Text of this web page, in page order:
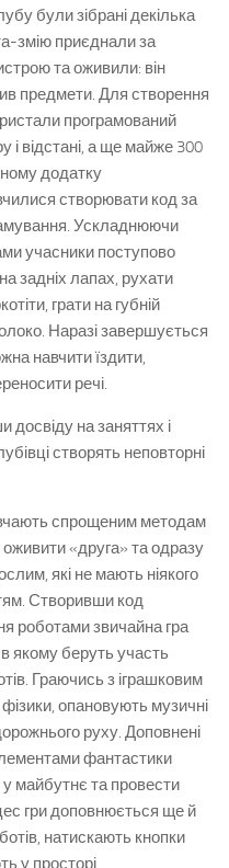
були зібрані декілька
змію приєднали за
та оживили: він
предмети. Для створення
програмований
і відстані, а ще майже 300
додатку
створювати код за
Ускладнюючи
учасники поступово
задніх лапах, рухати
грати на губній
Наразі завершується
навчити їздити,
речі.
на заняттях і
створять неповторні
спрощеним методам
«друга» та одразу
які не мають ніякого
Створивши код
роботами звичайна гра
якому беруть участь
Граючись з іграшковим
опановують музичні
руху. Доповнені
фантастики
майбутнє та провести
гри доповнюється ще й
натискають кнопки
у просторі,